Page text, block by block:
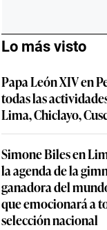
Lo más visto
Papa León XIV en
todas las
Lima, Chiclayo,
Simone Biles en
la agenda de la
ganadora del
que emocionará a
selección nacional